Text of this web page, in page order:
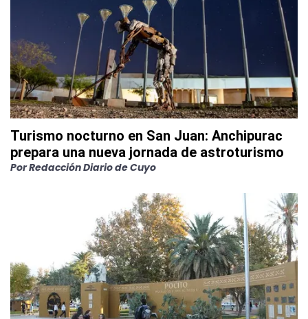
Turismo nocturno en San Juan: Anchipurac
prepara una nueva jornada de astroturismo
PorRedacción Diario de Cuyo